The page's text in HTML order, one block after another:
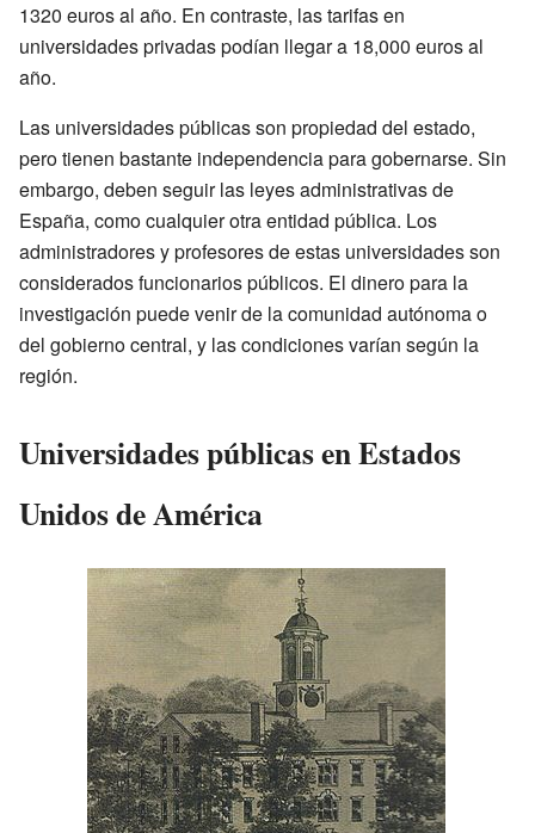
1320 euros al año. En contraste, las tarifas en
universidades privadas podían llegar a 18,000 euros al
año.
Las universidades públicas son propiedad del estado,
pero tienen bastante independencia para gobernarse. Sin
embargo, deben seguir las leyes administrativas de
España, como cualquier otra entidad pública. Los
administradores y profesores de estas universidades son
considerados funcionarios públicos. El dinero para la
investigación puede venir de la comunidad autónoma o
del gobierno central, y las condiciones varían según la
región.
Universidades públicas en Estados
Unidos de América